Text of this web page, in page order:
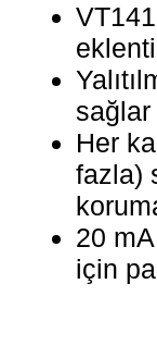
sağlar
Her
fazla)
20
için